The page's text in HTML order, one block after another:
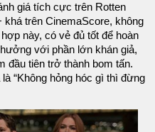
giá tích cực trên Rotten
khá trên CinemaScore, không
này, có vẻ đủ tốt để hoàn
với phần lớn khán giả,
đầu tiên trở thành bom tấn.
“Không hỏng hóc gì thì đừng